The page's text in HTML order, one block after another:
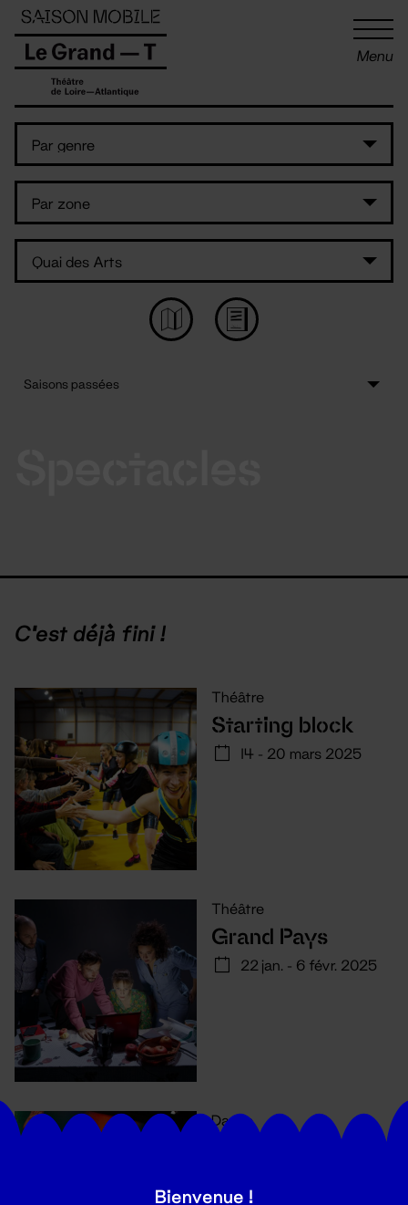
Menu
C'est déjà fini !
Théâtre
Starting block
14 - 20 mars 2025
Théâtre
Grand Pays
22 jan. - 6 févr. 2025
Danse
2025
Panneau de gestion des cookies
Bienvenue !